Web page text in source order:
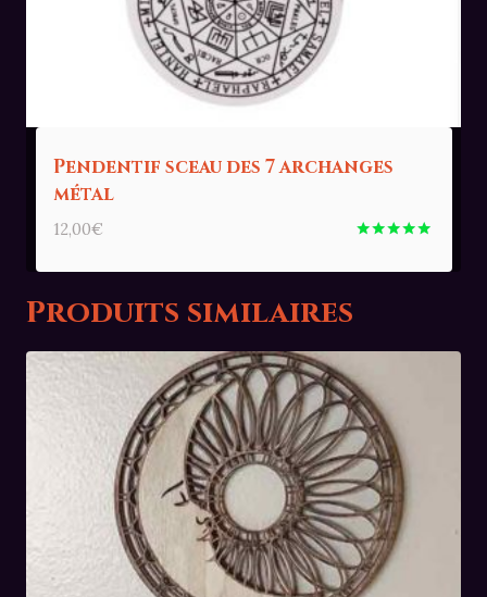
Pendentif sceau des 7 archanges
métal
12,00€
Produits similaires